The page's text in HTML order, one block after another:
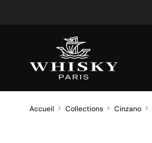
Accueil Collections Cinzano